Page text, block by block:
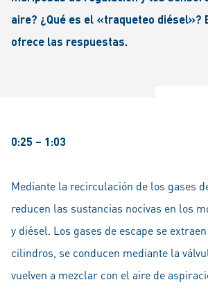
aire? ¿Qué es el «traqueteo diésel»?
ofrece las respuestas.
0:25 – 1:03
Mediante la recirculación de los gases
reducen las sustancias nocivas en los
y diésel. Los gases de escape se
cilindros, se conducen mediante la
vuelven a mezclar con el aire de